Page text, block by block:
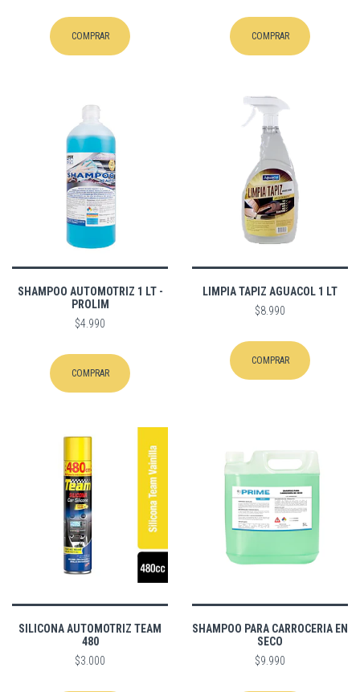
COMPRAR COMPRAR
SHAMPOO AUTOMOTRIZ 1 LT -
PROLIM
$4.990
COMPRAR
LIMPIA TAPIZ AGUACOL 1 LT
$8.990
COMPRAR
SILICONA AUTOMOTRIZ TEAM
480
$3.000
SHAMPOO PARA CARROCERIA EN
SECO
$9.990